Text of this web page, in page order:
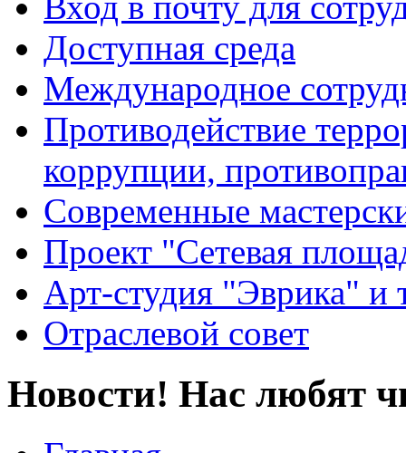
Доступная среда
Международное
Противодействие
коррупции,
Современные
Проект "Сетевая
Арт-студия "Эврика" и
Отраслевой совет
Новости! Нас любят